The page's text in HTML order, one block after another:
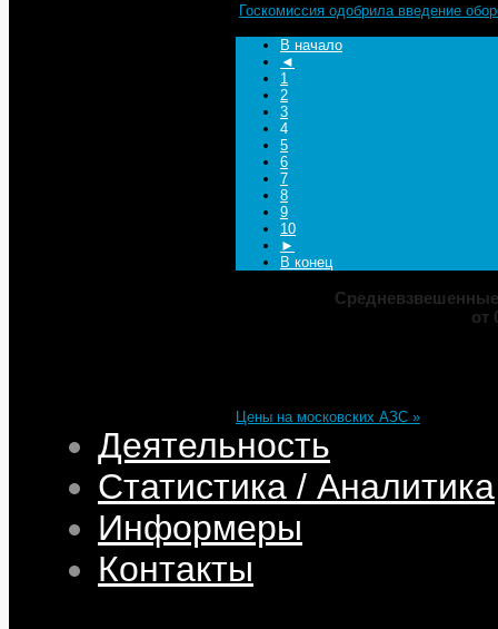
Госкомиссия одобрила введение
В начало
◄
1
2
3
4
5
6
7
8
9
10
►
В конец
от
Цены на московских АЗС »
Деятельность
Статистика / Аналитика
Информеры
Контакты